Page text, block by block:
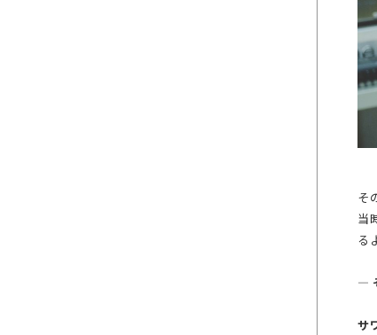
そ
当
る
―
サ